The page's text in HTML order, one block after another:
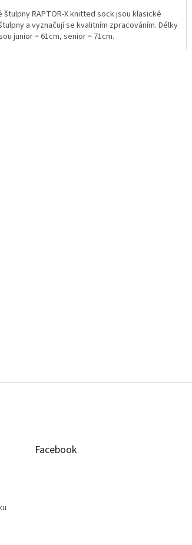
štulpny RAPTOR-X knitted sock jsou klasické
a vyznačují se kvalitním zpracováním. Délky
junior = 61cm, senior = 71cm.
v
í
Facebook